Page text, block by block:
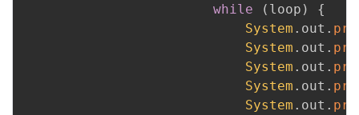
while
( loop )
{
System . out .
System . out .
System . out .
System . out .
System . out .